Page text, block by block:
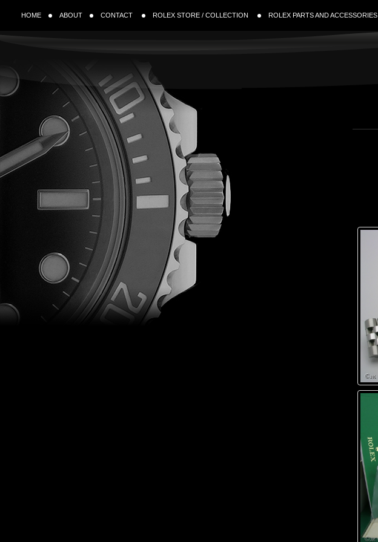
HOME ABOUT CONTACT ROLEX STORE / COLLECTION ROLEX PARTS AND ACCESSORIES